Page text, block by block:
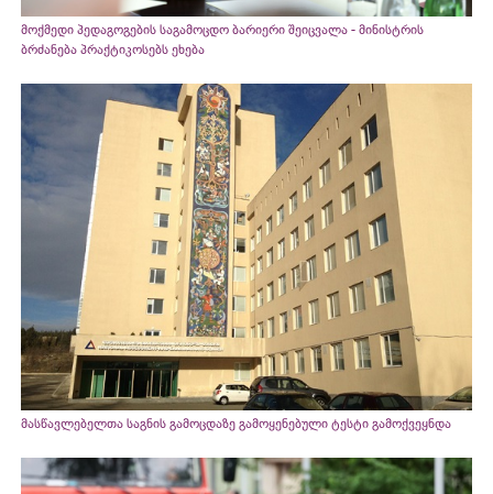
მოქმედი პედაგოგების საგამოცდო ბარიერი შეიცვალა - მინისტრის
ბრძანება პრაქტიკოსებს ეხება
მასწავლებელთა საგნის გამოცდაზე გამოყენებული ტესტი გამოქვეყნდა